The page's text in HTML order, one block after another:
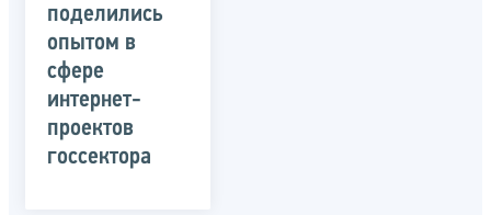
поделились
опытом в
сфере
интернет-
проектов
госсектора